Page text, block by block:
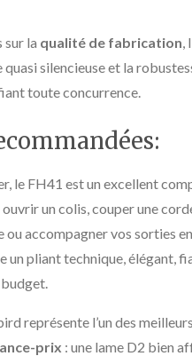
sur la qualité de fabrication
silencieuse et la
toute concurrence.
le FH41 est un excellent
un colis, couper une
accompagner vos sorties
un pliant technique, élégant,
représente l’un des
prix : une lame D2 bien